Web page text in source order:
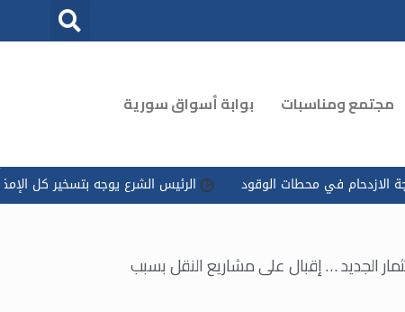
مجتمع ومناسبات بوابة أسواق سورية
محطات الوقود الرئيس الشرع يوجه بتسخير كل الإمكانات
المشاريع على قانون الاستثمار الجديد … إقبال على مشاريع النقل بسبب